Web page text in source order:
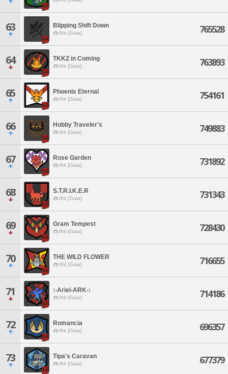
63 Blipping Shift Down
Ifrit [Gaia] 765528
64 TKKZ in Coming
Ifrit [Gaia] 763893
65 Phoenix Eternal
Ifrit [Gaia] 754161
66 Hobby Traveler's
Ifrit [Gaia] 749883
67 Rose Garden
Ifrit [Gaia] 731892
68 S.T.R.I.K.E.R
Ifrit [Gaia] 731343
69 Gram Tempest
Ifrit [Gaia] 728430
70 THE WILD FLOWER
Ifrit [Gaia] 716655
71 :-Ariel-ARK-:
Ifrit [Gaia] 714186
72 Romancia
Ifrit [Gaia] 696357
73 Tipa's Caravan
Ifrit [Gaia] 677379